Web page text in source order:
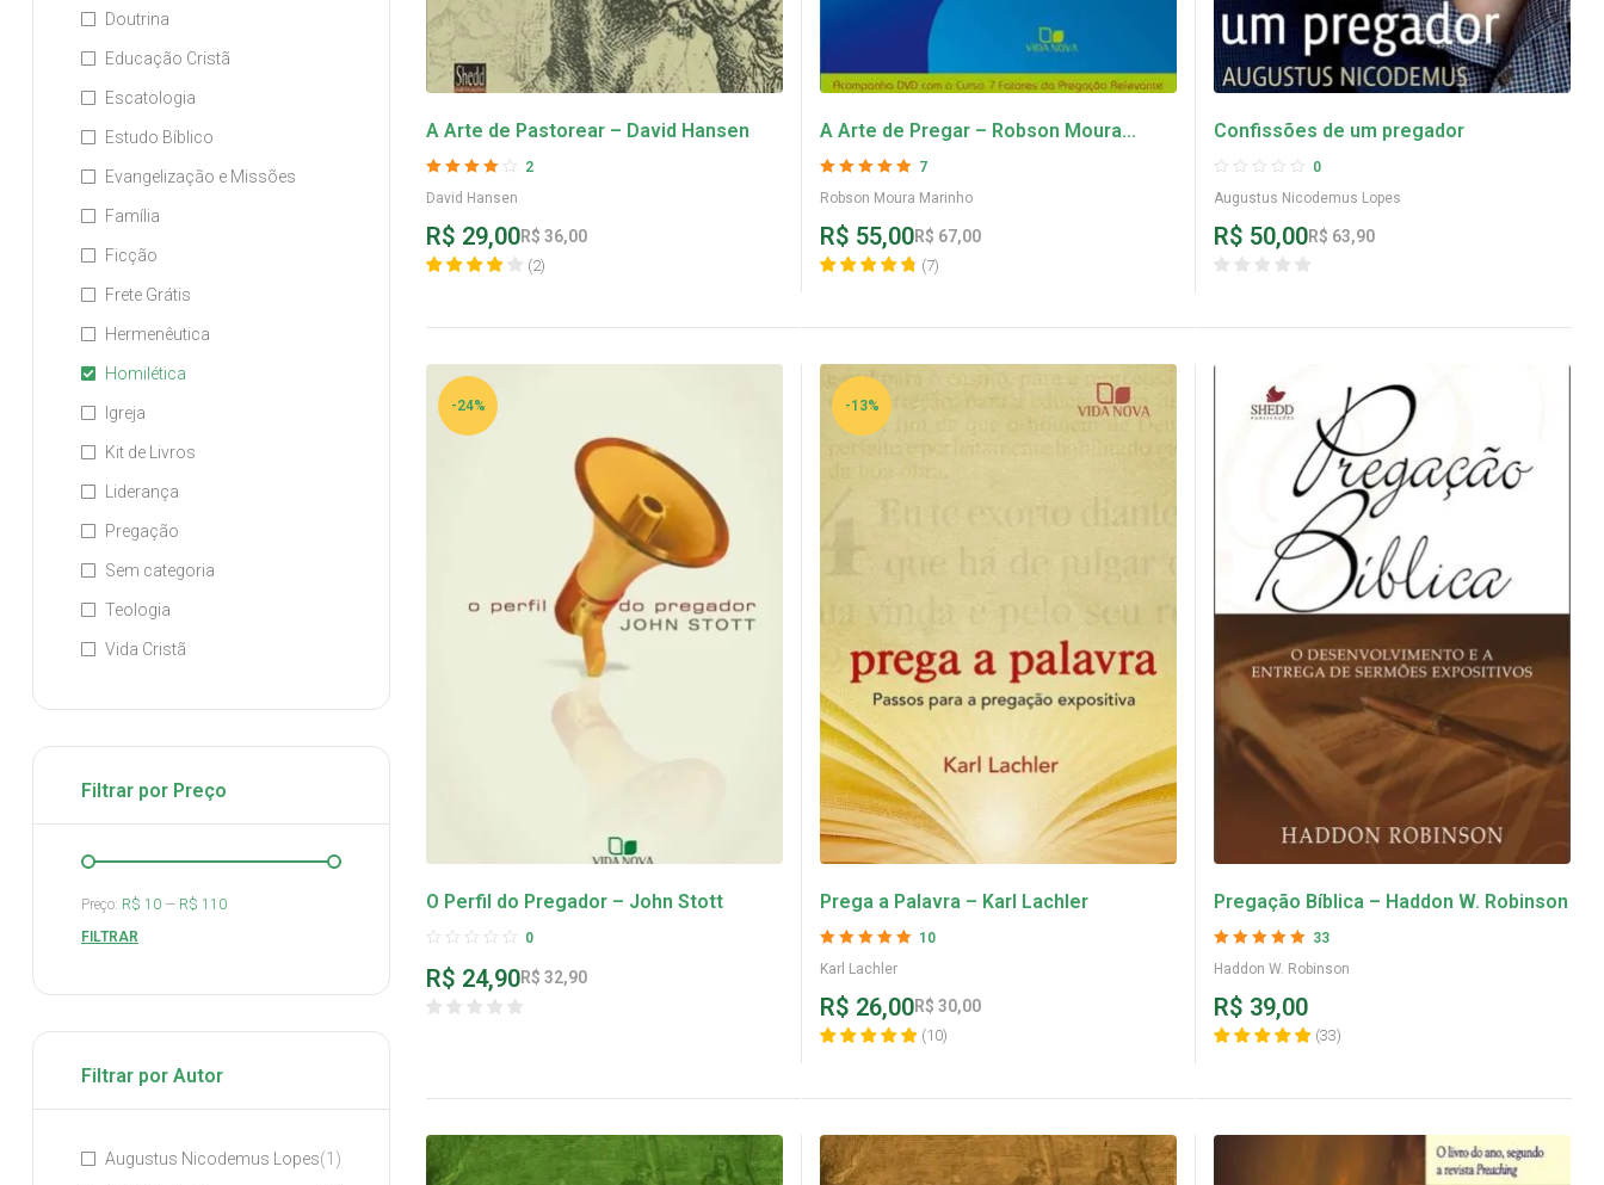
A Arte de Pastorear – David Hansen
2
David Hansen
R$ 36,00
R$ 29,00
(2)
A Arte de Pregar – Robson Moura
Marinho
7
Robson Moura Marinho
R$ 67,00
R$ 55,00
(7)
Confissões de um pregador
0
Augustus Nicodemus Lopes
R$ 63,90
R$ 50,00
-24%
O Perfil do Pregador – John Stott
0
R$ 32,90
R$ 24,90
-13%
Prega a Palavra – Karl Lachler
10
Karl Lachler
R$ 30,00
R$ 26,00
(10)
Pregação Bíblica – Haddon W. Robinson
33
Haddon W. Robinson
R$ 39,00
(33)
Doutrina
Educação Cristã
Escatologia
Estudo Bíblico
Evangelização e Missões
Família
Ficção
Frete Grátis
Hermenêutica
Homilética
Igreja
Kit de Livros
Liderança
Pregação
Sem categoria
Teologia
Vida Cristã
Filtrar por Preço
FILTRAR
Preço: R$ 10 — R$ 110
Filtrar por Autor
Augustus Nicodemus Lopes(1)